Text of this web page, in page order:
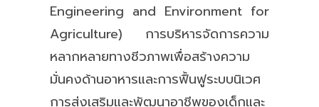
Engineering and Environment for
Agriculture) การบริหารจัดการความ
หลากหลายทางชีวภาพเพื่อสร้างความ
มั่นคงด้านอาหารและการฟื้นฟูระบบนิเวศ
การส่งเสริมและพัฒนาอาชีพของเด็กและ